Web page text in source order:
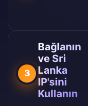
3
Bağlanın
ve Sri
Lanka
IP'sini
Kullanın